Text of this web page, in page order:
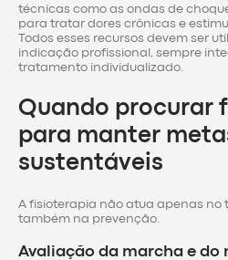
técnicas como as ondas de
para tratar dores crônicas e
Todos esses recursos devem ser
indicação profissional, sempre
tratamento individualizado.
Quando procurar
para manter
sustentáveis
A fisioterapia não atua apenas no
também na prevenção.
Avaliação da marcha e do